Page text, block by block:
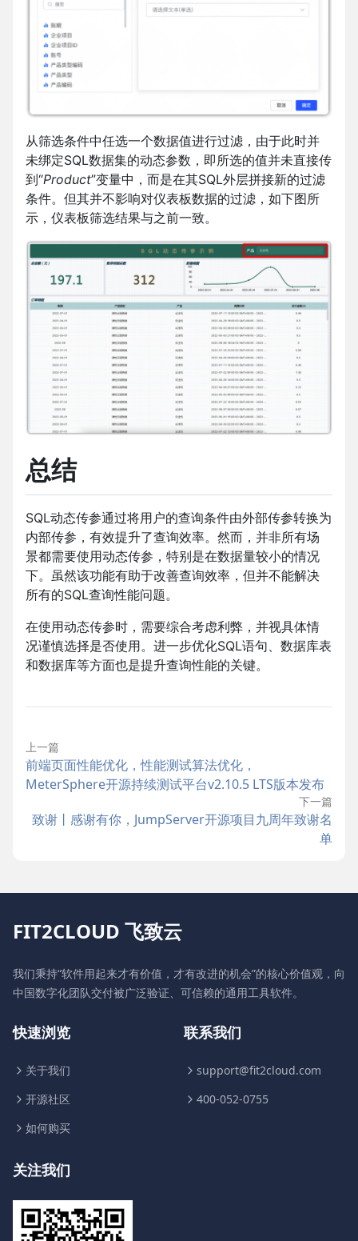
从筛选条件中任选一个数据值进行过滤，由于此时并
未绑定SQL数据集的动态参数，即所选的值并未直接传
到“Product”变量中，而是在其SQL外层拼接新的过滤
条件。但其并不影响对仪表板数据的过滤，如下图所
示，仪表板筛选结果与之前一致。
总结
SQL动态传参通过将用户的查询条件由外部传参转换为
内部传参，有效提升了查询效率。然而，并非所有场
景都需要使用动态传参，特别是在数据量较小的情况
下。虽然该功能有助于改善查询效率，但并不能解决
所有的SQL查询性能问题。
在使用动态传参时，需要综合考虑利弊，并视具体情
况谨慎选择是否使用。进一步优化SQL语句、数据库表
和数据库等方面也是提升查询性能的关键。
上一篇
前端页面性能优化，性能测试算法优化，
MeterSphere开源持续测试平台v2.10.5 LTS版本发布
下一篇
致谢丨感谢有你，JumpServer开源项目九周年致谢名
单
FIT2CLOUD 飞致云
我们秉持“软件用起来才有价值，才有改进的机会”的核心价值观，向
中国数字化团队交付被广泛验证、可信赖的通用工具软件。
快速浏览
关于我们
开源社区
如何购买
联系我们
support@fit2cloud.com
400-052-0755
关注我们